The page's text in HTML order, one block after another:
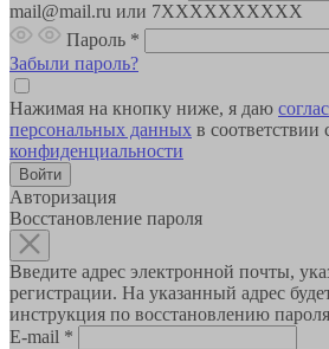
mail@mail.ru или 7XXXXXXXXXX
Пароль *
Забыли пароль?
Нажимая на кнопку ниже, я даю
персональных данных в соответствии
конфиденциальности
Авторизация
Восстановление пароля
Введите адрес электронной почты,
регистрации. На указанный адрес
инструкция по восстановлению пароля
E-mail *